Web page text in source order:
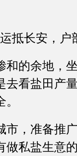
抵长安，
的余地，坐
看盐田产
，准备推广
私盐生意